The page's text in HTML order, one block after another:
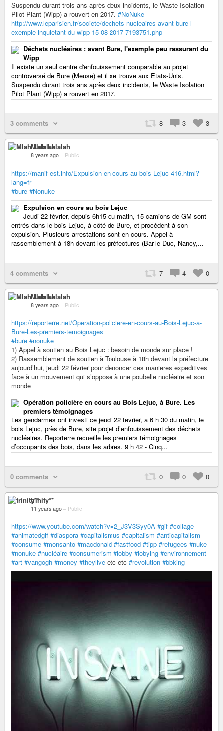
Suspendu durant trois ans après deux incidents, le Waste Isolation
Pilot Plant (Wipp) a rouvert en 2017. #NoNuke
http://www.leparisien.fr/societe/dechets-nucleaires-avant-bure-l-
exemple-inquietant-du-wipp-15-08-2017-7193751.php
Déchets nucléaires : avant Bure, l'exemple peu rassurant du
Wipp
Il existe un seul centre d'enfouissement comparable au projet
controversé de Bure (Meuse) et il se trouve aux Etats-Unis.
Suspendu durant trois ans après deux incidents, le Waste Isolation
Pilot Plant (Wipp) a rouvert en 2017.
3 comments 8 3 3
Mlah Lalalah
8 years ago – Public
https://manif-est.info/Expulsion-en-cours-au-bois-Lejuc-416.html?
lang=fr
#bure #Nonuke
Expulsion en cours au bois Lejuc
Jeudi 22 février, depuis 6h15 du matin, 15 camions de GM sont
entrés dans le bois Lejuc, à côté de Bure, et procèdent à son
expulsion. Plusieurs arrestations sont en cours. Appel à
rassemblement à 18h devant les préfectures (Bar-le-Duc, Nancy,...
4 comments 7 4 0
Mlah Lalalah
8 years ago – Public
https://reporterre.net/Operation-policiere-en-cours-au-Bois-Lejuc-a-
Bure-Les-premiers-temoignages
#bure #nonuke
1) Appel à soutien au Bois Lejuc : besoin de monde sur place !
2) Rassemblement de soutien à Toulouse à 18h devant la préfecture
aujourd’hui, jeudi 22 février pour dénoncer ces manieres expeditives
face à un mouvement qui s’oppose à une poubelle nucléaire et son
monde
Opération policière en cours au Bois Lejuc, à Bure. Les
premiers témoignages
Les gendarmes ont investi ce jeudi 22 février, à 6 h 30 du matin, le
bois Lejuc, près de Bure, site projet d’enfouissement des déchets
nucléaires. Reporterre recueille les premiers témoignages
d’occupants des bois, dans les arbres. 9 h 42 - Cinq...
0 comments 0 0 0
trinity**
11 years ago – Public
https://www.youtube.com/watch?v=2_J3V3Syy0A #gif #collage
#animatedgif #diaspora #capitalismus #capitalism #anticapitalism
#consume #monsanto #macdonald #fastfood #tipp #refugees #nuke
#nonuke #nucléaire #consumerism #lobby #lobying #environnement
#art #vangogh #money #theylive etc etc #revolution #bbking